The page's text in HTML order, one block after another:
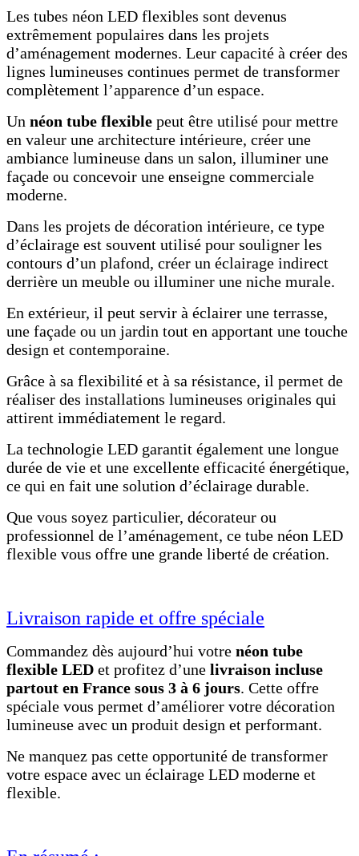
Les tubes néon LED flexibles sont devenus
extrêmement populaires dans les projets
d’aménagement modernes. Leur capacité à créer des
lignes lumineuses continues permet de transformer
complètement l’apparence d’un espace.
Un néon tube flexible peut être utilisé pour mettre
en valeur une architecture intérieure, créer une
ambiance lumineuse dans un salon, illuminer une
façade ou concevoir une enseigne commerciale
moderne.
Dans les projets de décoration intérieure, ce type
d’éclairage est souvent utilisé pour souligner les
contours d’un plafond, créer un éclairage indirect
derrière un meuble ou illuminer une niche murale.
En extérieur, il peut servir à éclairer une terrasse,
une façade ou un jardin tout en apportant une touche
design et contemporaine.
Grâce à sa flexibilité et à sa résistance, il permet de
réaliser des installations lumineuses originales qui
attirent immédiatement le regard.
La technologie LED garantit également une longue
durée de vie et une excellente efficacité énergétique,
ce qui en fait une solution d’éclairage durable.
Que vous soyez particulier, décorateur ou
professionnel de l’aménagement, ce tube néon LED
flexible vous offre une grande liberté de création.
Livraison rapide et offre spéciale
Commandez dès aujourd’hui votre néon tube
flexible LED et profitez d’une livraison incluse
partout en France sous 3 à 6 jours. Cette offre
spéciale vous permet d’améliorer votre décoration
lumineuse avec un produit design et performant.
Ne manquez pas cette opportunité de transformer
votre espace avec un éclairage LED moderne et
flexible.